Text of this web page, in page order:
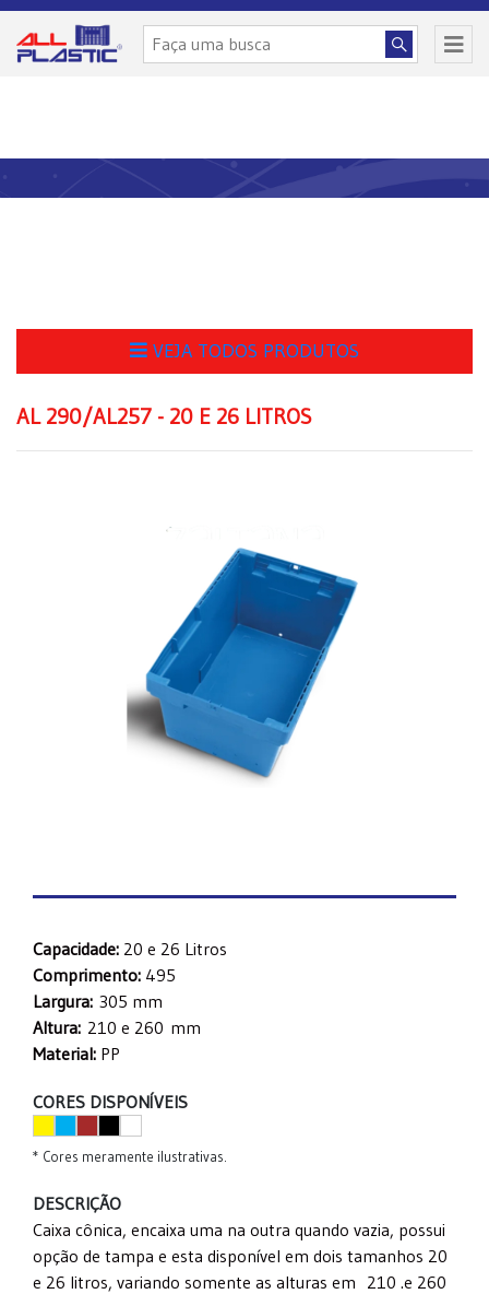
VEJA TODOS PRODUTOS
AL 290/AL257 - 20 E 26 LITROS
Capacidade: 20 e 26 Litros
Comprimento: 495
Largura: 305 mm
Altura: 210 e 260 mm
Material: PP
CORES DISPONÍVEIS
* Cores meramente ilustrativas.
DESCRIÇÃO
Caixa cônica, encaixa uma na outra quando vazia, possui
opção de tampa e esta disponível em dois tamanhos 20
e 26 litros, variando somente as alturas em 210 .e 260